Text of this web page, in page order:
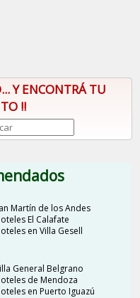
Y ENCONTRÁ TU
!!
Martín de los Andes
El Calafate
en Villa Gesell
General Belgrano
de Mendoza
en Puerto Iguazú